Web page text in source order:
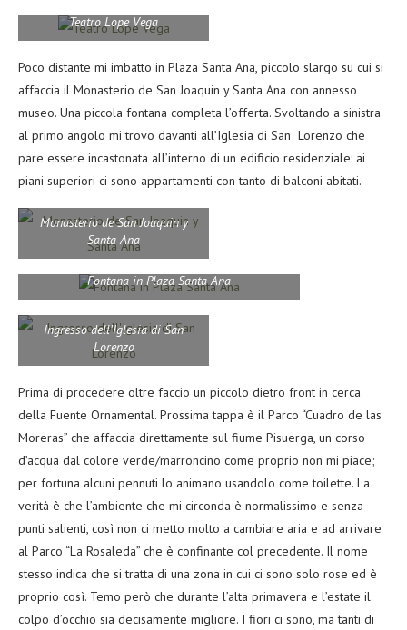
Teatro Lope Vega
Poco distante mi imbatto in Plaza Santa Ana, piccolo slargo su cui si
affaccia il Monasterio de San Joaquin y Santa Ana con annesso
museo. Una piccola fontana completa l’offerta. Svoltando a sinistra
al primo angolo mi trovo davanti all’Iglesia di San Lorenzo che
pare essere incastonata all’interno di un edificio residenziale: ai
piani superiori ci sono appartamenti con tanto di balconi abitati.
Monasterio de San Joaquin y
Santa Ana
Fontana in Plaza Santa Ana
Ingresso dell’Iglesia di San
Lorenzo
Prima di procedere oltre faccio un piccolo dietro front in cerca
della Fuente Ornamental. Prossima tappa è il Parco “Cuadro de las
Moreras” che affaccia direttamente sul fiume Pisuerga, un corso
d’acqua dal colore verde/marroncino come proprio non mi piace;
per fortuna alcuni pennuti lo animano usandolo come toilette. La
verità è che l’ambiente che mi circonda è normalissimo e senza
punti salienti, così non ci metto molto a cambiare aria e ad arrivare
al Parco “La Rosaleda” che è confinante col precedente. Il nome
stesso indica che si tratta di una zona in cui ci sono solo rose ed è
proprio così. Temo però che durante l’alta primavera e l’estate il
colpo d’occhio sia decisamente migliore. I fiori ci sono, ma tanti di